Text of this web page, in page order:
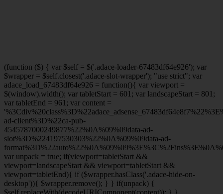
(function ($) { var $self = $('.adace-loader-67483df64e926'); var
$wrapper = $self.closest('.adace-slot-wrapper'); "use strict"; var
adace_load_67483df64e926 = function(){ var viewport =
$(window).width(); var tabletStart = 601; var landscapeStart = 801;
var tabletEnd = 961; var content =
ad-client%3D%22ca-pub-
4545787000249877%22%0A%09%09data-ad-
slot%3D%224197530303%22%0A%09%09data-ad-
var unpack = true; if(viewport=tabletStart &&
viewport=landscapeStart && viewport=tabletStart &&
viewport=tabletEnd){ if ($wrapper.hasClass('.adace-hide-on-
desktop')){ $wrapper.remove(); } } if(unpack) {
$self.replaceWith(decodeURIComponent(content)); } }